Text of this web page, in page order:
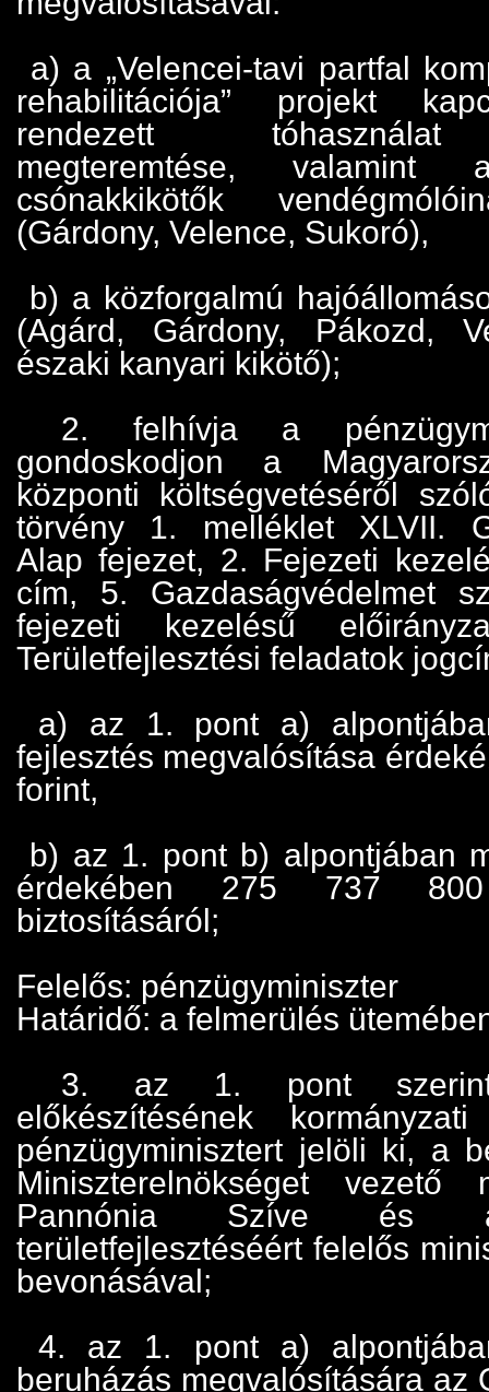
a) a „Velencei-tavi partfal
rehabilitációja” projekt
rendezett tóhasználat
megteremtése, valamint
csónakkikötők
(Gárdony, Velence, Sukoró),
b) a közforgalmú
(Agárd, Gárdony, Pákozd,
északi kanyari kikötő);
2. felhívja a
gondoskodjon a
központi költségvetéséről
törvény 1. melléklet XLVII.
Alap fejezet, 2. Fejezeti
cím, 5. Gazdaságvédelmet
fejezeti kezelésű
Területfejlesztési feladatok
a) az 1. pont a)
fejlesztés megvalósítása
forint,
b) az 1. pont b) alpontjában
érdekében 275 737
biztosításáról;
Felelős: pénzügyminiszter
Határidő: a felmerülés
3. az 1. pont szerinti
előkészítésének
pénzügyminisztert jelöli ki, a
Miniszterelnökséget
Pannónia Szíve és a
területfejlesztéséért felelős
bevonásával;
4. az 1. pont a)
beruházás megvalósítására az